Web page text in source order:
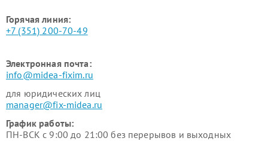
Горячая линия:
+7 (351) 200-70-49
Электронная почта:
info@midea-fixim.ru
для юридических лиц
manager@fix-midea.ru
График работы:
ПН-ВСК с 9:00 до 21:00 без перерывов и выходных